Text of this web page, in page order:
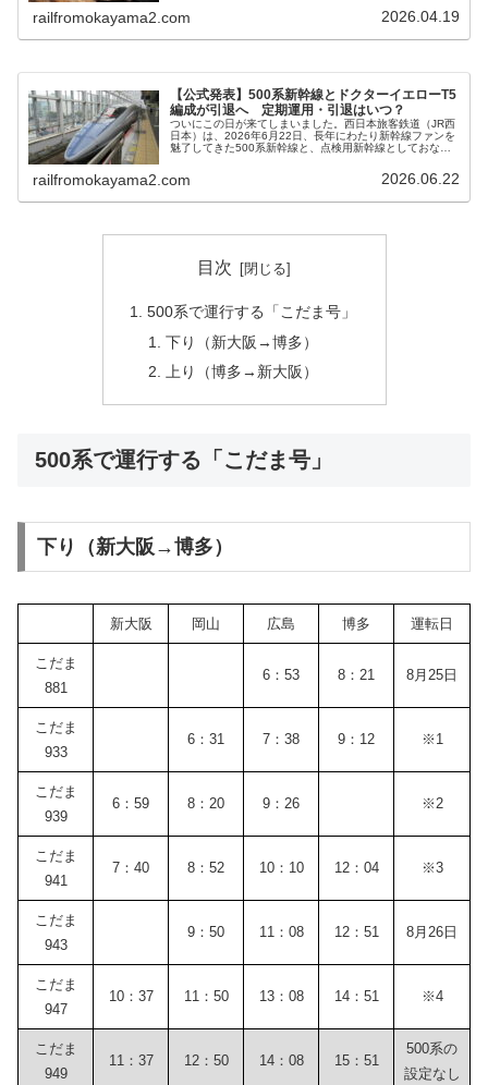
railfromokayama2.com 2026.04.19
【公式発表】500系新幹線とドクターイエローT5
編成が引退へ 定期運用・引退はいつ？
ついにこの日が来てしまいました。西日本旅客鉄道（JR西
日本）は、2026年6月22日、長年にわたり新幹線ファンを
魅了してきた500系新幹線と、点検用新幹線としておなじ
railfromokayama2.com 2026.06.22
目次
500系で運行する「こだま号」
下り（新大阪→博多）
上り（博多→新大阪）
500系で運行する「こだま号」
下り（新大阪→博多）
新大阪 岡山 広島 博多 運転日
こだま
881
6：53 8：21 8月25日
こだま
933
6：31 7：38 9：12 ※1
こだま
939
6：59 8：20 9：26 ※2
こだま
941
7：40 8：52 10：10 12：04 ※3
こだま
943
9：50 11：08 12：51 8月26日
こだま
947
10：37 11：50 13：08 14：51 ※4
こだま
949
11：37 12：50 14：08 15：51
500系の
設定なし